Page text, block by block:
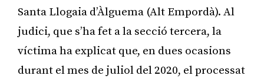
Santa Llogaia d’Àlguema (Alt Empordà). Al
judici, que s’ha fet a la secció tercera, la
víctima ha explicat que, en dues ocasions
durant el mes de juliol del 2020, el processat